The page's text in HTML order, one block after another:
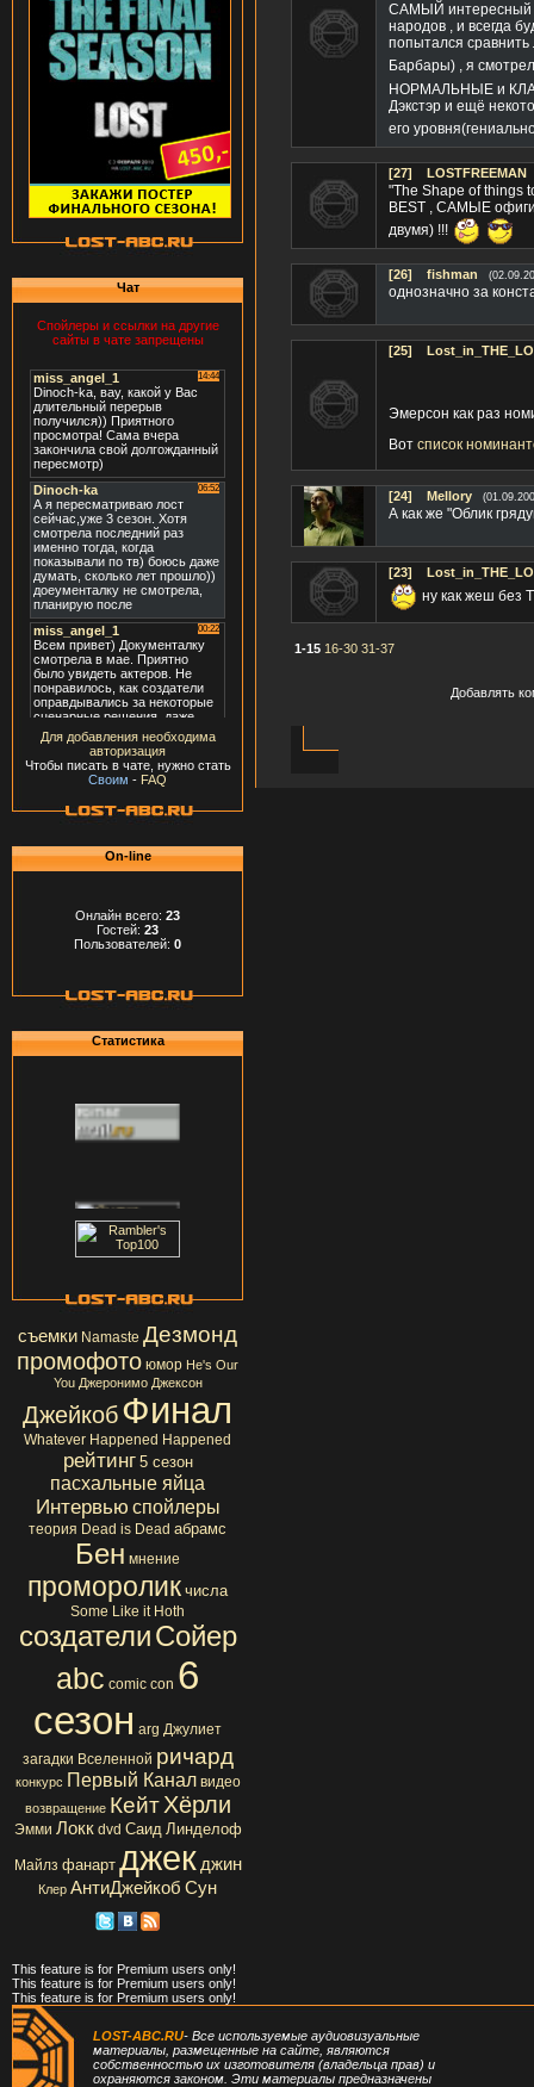
Чат
Спойлеры и ссылки на другие
сайты в чате запрещены
Для добавления необходима
авторизация
Чтобы писать в чате, нужно стать
Своим - FAQ
On-line
Онлайн всего: 23
Гостей: 23
Пользователей: 0
Статистика
съемки Namaste Дезмонд
промофото юмор He's Our
You Джеронимо Джексон
ДжейкобФинал
Whatever Happened Happened
рейтинг 5 сезон
пасхальные яйца
Интервью спойлеры
теория Dead is Dead абрамс
Бен мнение
проморолик числа
Some Like it Hoth
создателиСойер
abc comic con 6
сезон arg Джулиет
загадки Вселенной ричард
конкурс Первый Канал видео
возвращение Кейт Хёрли
Эмми Локк dvd Саид Линделоф
Майлз фанарт джек джин
Клер АнтиДжейкоб Сун
This feature is for Premium users only!
This feature is for Premium users only!
This feature is for Premium users only!
САМЫЙ интересный
народов , и всегда
попытался
Барбары) , я
НОРМАЛЬНЫЕ и
Дэкстэр и ещё
его
[27] LOSTFREEMAN
"The Shape of things
BEST , САМЫЕ
двумя) !!!
[26] fishman
однозначно за
[25]
Эмерсон как раз
Вот список
[24] Mellory
А как же "Облик
[23]
ну как жеш без
1-15 16-30 31-37
Добавлять
LOST-ABC.RU- Все используемые аудиовизуальные
материалы, размещенные на сайте, являются
собственностью их изготовителя (владельца прав) и
охраняются законом. Эти материалы предназначены